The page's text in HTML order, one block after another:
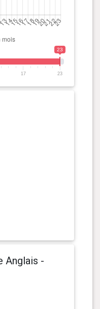
23
17 23
Anglais -